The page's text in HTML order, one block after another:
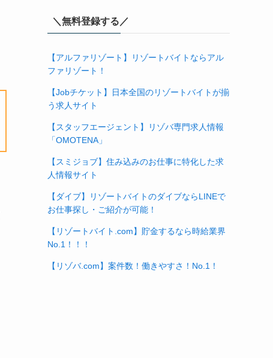
＼無料登録する／
【アルファリゾート】リゾートバイトならアル
ファリゾート！
【Jobチケット】日本全国のリゾートバイトが揃
う求人サイト
【スタッフエージェント】リゾバ専門求人情報
「OMOTENA」
【スミジョブ】住み込みのお仕事に特化した求
人情報サイト
【ダイブ】リゾートバイトのダイブならLINEで
お仕事探し・ご紹介が可能！
【リゾートバイト.com】貯金するなら時給業界
No.1！！！
【リゾバ.com】案件数！働きやすさ！No.1！